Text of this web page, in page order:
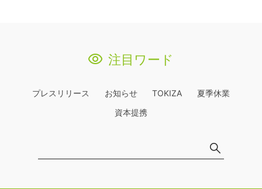
注目ワード
プレスリリース お知らせ TOKIZA
夏季休業
資本提携